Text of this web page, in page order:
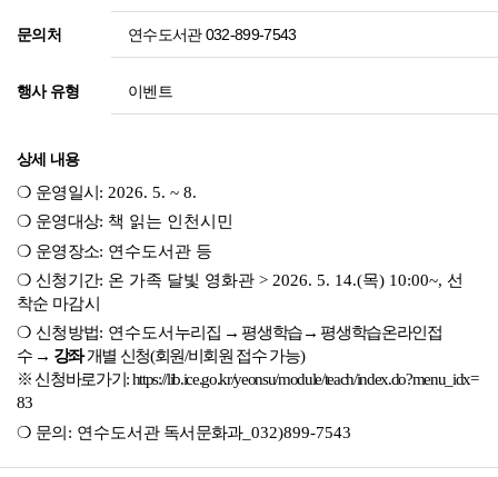
문의처 연수도서관 032-899-7543
행사 유형 이벤트
상세 내용
❍ 운영일시 : 2026. 5. ~ 8.
❍ 운영대상: 책 읽는 인천시민
❍ 운영장소: 연수도서관 등
❍ 신청기간: 온 가족 달빛 영화관 > 2026. 5. 14.(목) 10:00~, 선
착순 마감시
❍ 신청방법: 연수도서 누리집 → 평생학습→ 평생학습온라인접
수 → 강좌 개별 신청(회원/비회원 접수 가능)
※ 신청바로가기 :https://lib.ice.go.kr/yeonsu/module/teach/index.do?menu_idx=
83
❍ 문의: 연수도서관독서문화과_032)899-7543